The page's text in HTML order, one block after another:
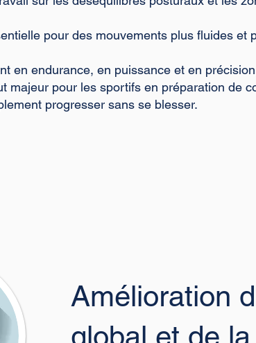
pour des mouvements plus fluides et
en endurance, en puissance et en
majeur pour les sportifs en préparation de
progresser sans se blesser.
Amélioration
global et de